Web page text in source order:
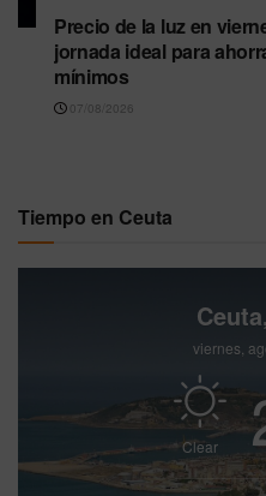
Precio de la luz en
jornada ideal para
mínimos
07/08/2026
Tiempo en Ceuta
viernes,
Clear